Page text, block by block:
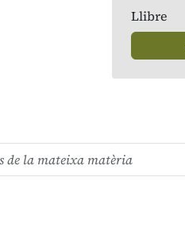
Llibre
de la mateixa matèria